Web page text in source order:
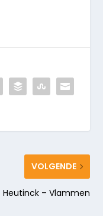
VOLGENDE
Heutinck – Vlammen